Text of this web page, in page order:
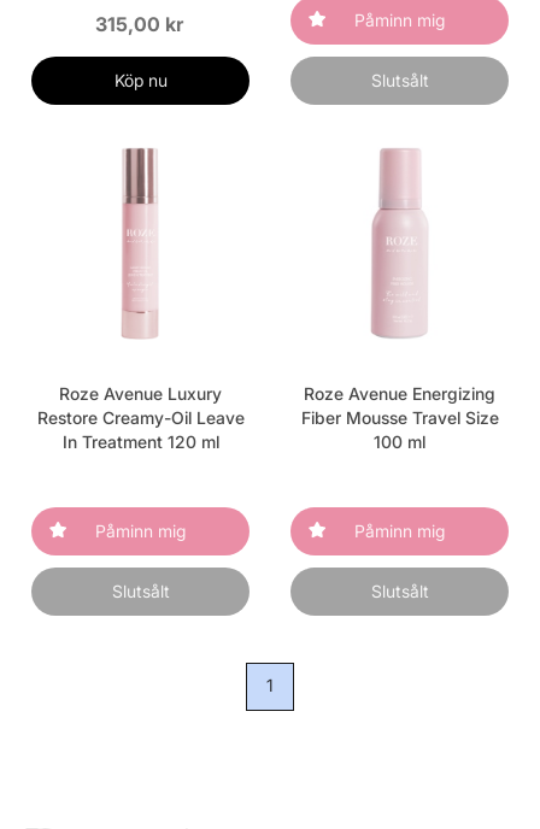
315,00 kr
Köp nu
Påminn mig
Slutsålt
Roze Avenue Luxury
Restore Creamy-Oil Leave
In Treatment 120 ml
Påminn mig
Slutsålt
Roze Avenue Energizing
Fiber Mousse Travel Size
100 ml
Påminn mig
Slutsålt
1